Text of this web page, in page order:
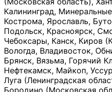
Калининград,
Кострома, Ярославль,
Подольск, Красноярск,
Чебоксары, Канск, Киров
Вологда, Владивосток,
Брянск, Вязьма, Горячий
Нефтекамск, Майкоп,
Луга (Ленинградская
Бородино (Московская